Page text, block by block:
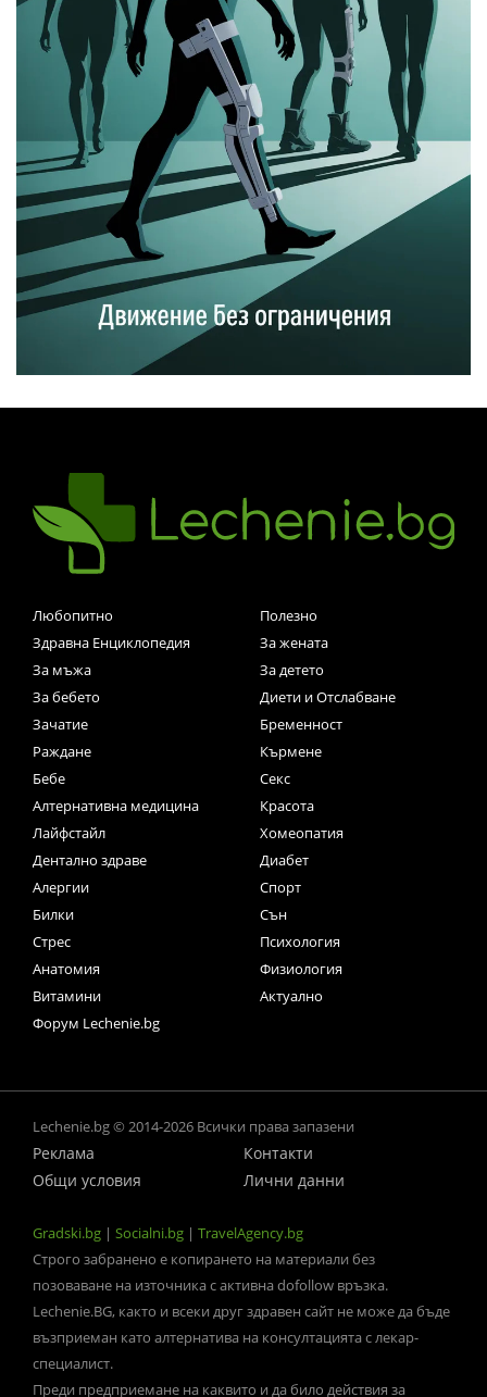
Любопитно
Полезно
Здравна Енциклопедия
За жената
За мъжа
За детето
За бебето
Диети и Отслабване
Зачатие
Бременност
Раждане
Кърмене
Бебе
Секс
Алтернативна медицина
Красота
Лайфстайл
Хомеопатия
Дентално здраве
Диабет
Алергии
Спорт
Билки
Сън
Стрес
Психология
Анатомия
Физиология
Витамини
Актуално
Форум Lechenie.bg
Lechenie.bg © 2014-2026 Всички права запазени
Реклама
Контакти
Общи условия
Лични данни
Gradski.bg | Socialni.bg | TravelAgency.bg
Строго забранено е копирането на материали без
позоваване на източника с активна dofollow връзка.
Lechenie.BG, както и всеки друг здравен сайт не може да бъде
възприеман като алтернатива на консултацията с лекар-
специалист.
Преди предприемане на каквито и да било действия за